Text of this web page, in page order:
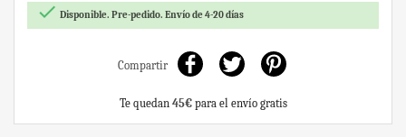
 Disponible. Pre-pedido. Envío de 4-20 días
Compartir
Te quedan 45€para el envío gratis